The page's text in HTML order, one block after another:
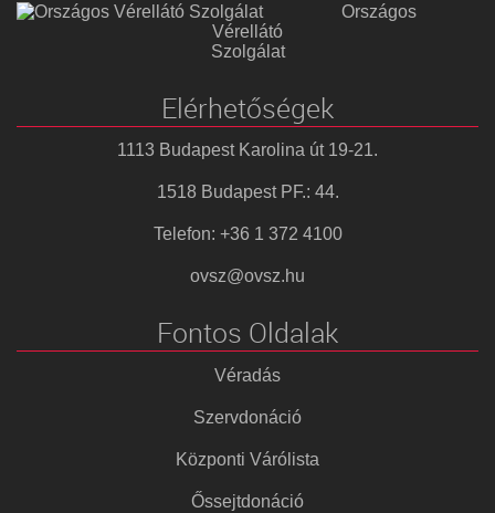
Országos
Vérellátó
Szolgálat
Elérhetőségek
1113 Budapest Karolina út 19-21.
1518 Budapest PF.: 44.
Telefon: +36 1 372 4100
ovsz@ovsz.hu
Fontos Oldalak
Véradás
Szervdonáció
Központi Várólista
Őssejtdonáció